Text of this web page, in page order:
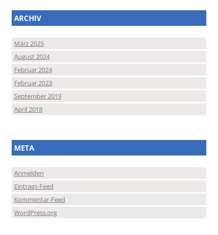
ARCHIV
März 2025
August 2024
Februar 2024
Februar 2023
September 2019
April 2018
META
Anmelden
Eintrags-Feed
Kommentar-Feed
WordPress.org